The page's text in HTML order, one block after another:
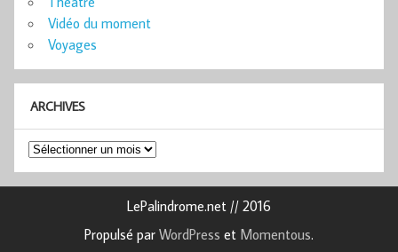
Vidéo du moment
Voyages
ARCHIVES
Archives
LePalindrome.net // 2016
Propulsé par WordPress et Momentous.